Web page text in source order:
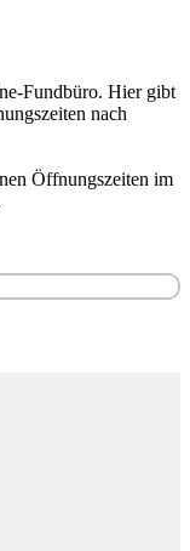
Fundbüro. Hier gibt
nach
Öffnungszeiten im